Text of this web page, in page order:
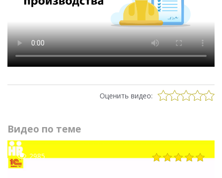
Оценить видео:
Видео по теме
2985